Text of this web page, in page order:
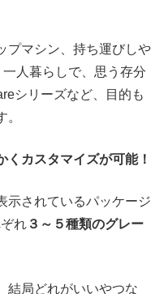
プマシン、持ち運びしや
人暮らしで、思う存分
シリーズなど、目的も
くカスタマイズが可能！
示されているパッケージ
れ ３～５種類のグレー
結局どれがいいやつな